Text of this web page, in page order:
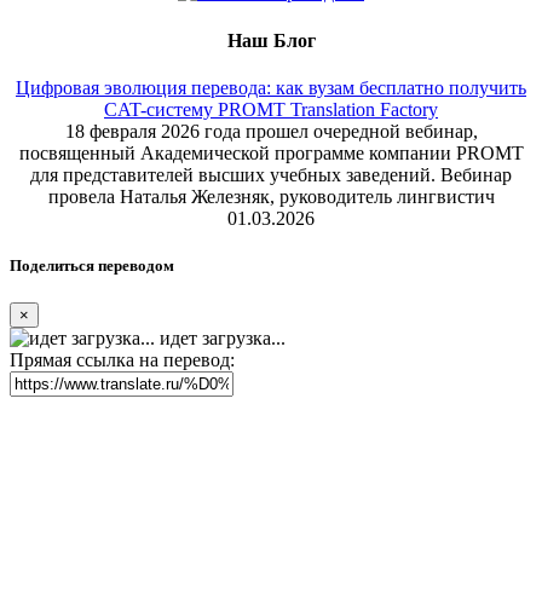
Наш Блог
Цифровая эволюция перевода: как вузам бесплатно получить
CAT-систему PROMT Translation Factory
18 февраля 2026 года прошел очередной вебинар,
посвященный Академической программе компании PROMT
для представителей высших учебных заведений. Вебинар
провела Наталья Железняк, руководитель лингвистич
01.03.2026
Поделиться переводом
×
идет загрузка...
Прямая ссылка на перевод: